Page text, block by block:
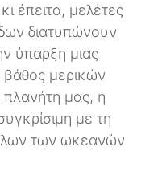
έπειτα, μελέτες
διατυπώνουν
ύπαρξη μιας
βάθος μερικών
πλανήτη μας, η
με τη
των ωκεανών